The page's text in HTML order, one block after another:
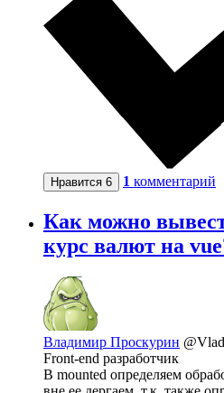
Нравится 6 1 комментарий
Как можно
курс валют на
Владимир Проскурин
Front-end разработчик
В mounted определяем